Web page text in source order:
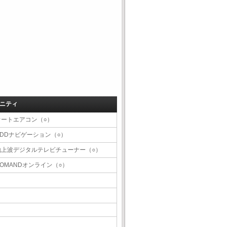
ティ
トエアコン（○）
ナビゲーション（○）
波デジタルテレビチューナー（○）
オンライン（○）